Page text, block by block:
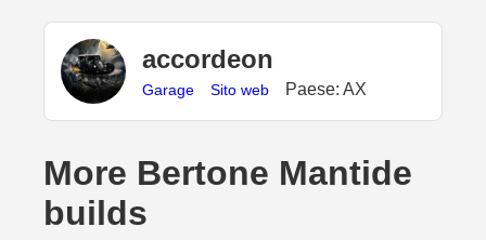
accordeon
Garage Sito web Paese: AX
More Bertone Mantide
builds